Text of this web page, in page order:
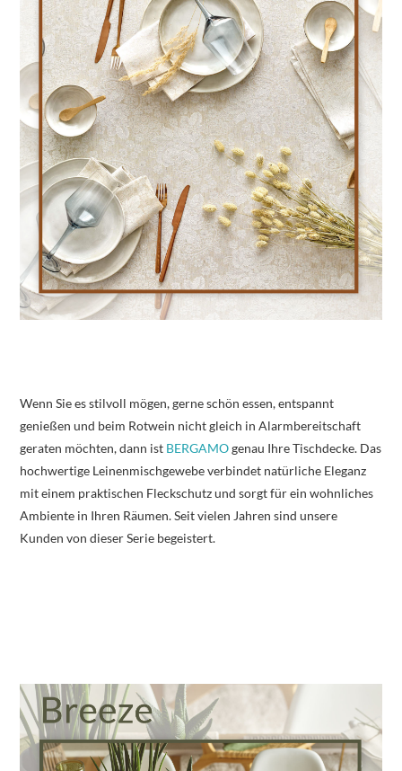
Wenn Sie es stilvoll mögen, gerne schön essen, entspannt
genießen und beim Rotwein nicht gleich in Alarmbereitschaft
geraten möchten, dann ist BERGAMOgenau Ihre Tischdecke. Das
hochwertige Leinenmischgewebe verbindet natürliche Eleganz
mit einem praktischen Fleckschutz und sorgt für ein wohnliches
Ambiente in Ihren Räumen. Seit vielen Jahren sind unsere
Kunden von dieser Serie begeistert.